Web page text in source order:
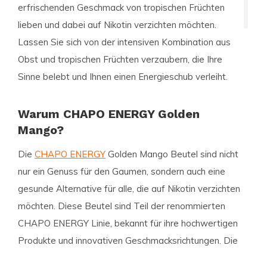
erfrischenden Geschmack von tropischen Früchten
lieben und dabei auf Nikotin verzichten möchten.
Lassen Sie sich von der intensiven Kombination aus
Obst und tropischen Früchten verzaubern, die Ihre
Sinne belebt und Ihnen einen Energieschub verleiht.
Warum CHAPO ENERGY Golden
Mango?
Die CHAPO ENERGY Golden Mango Beutel sind nicht
nur ein Genuss für den Gaumen, sondern auch eine
gesunde Alternative für alle, die auf Nikotin verzichten
möchten. Diese Beutel sind Teil der renommierten
CHAPO ENERGY Linie, bekannt für ihre hochwertigen
Produkte und innovativen Geschmacksrichtungen. Die